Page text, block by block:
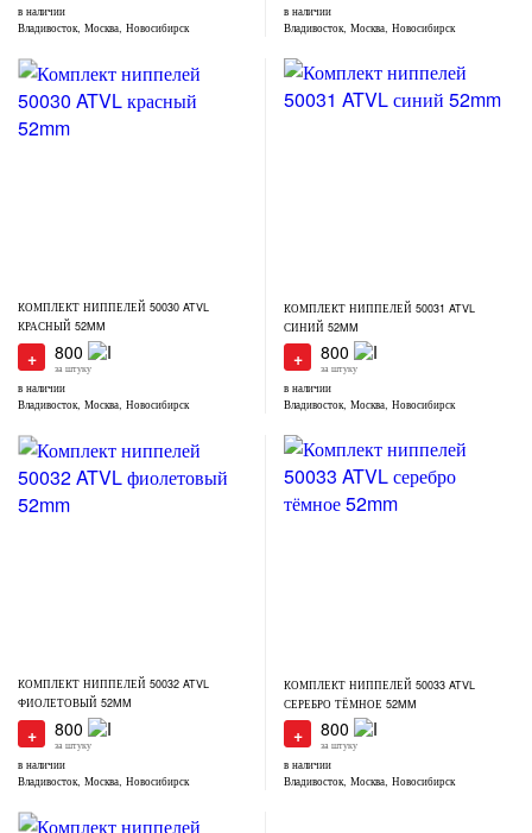
в наличии
Владивосток, Москва, Новосибирск
в наличии
Владивосток, Москва, Новосибирск
КОМПЛЕКТ НИППЕЛЕЙ 50030 ATVL
КРАСНЫЙ 52MM
+ 800
за штуку
в наличии
Владивосток, Москва, Новосибирск
КОМПЛЕКТ НИППЕЛЕЙ 50031 ATVL
СИНИЙ 52MM
+ 800
за штуку
в наличии
Владивосток, Москва, Новосибирск
КОМПЛЕКТ НИППЕЛЕЙ 50032 ATVL
ФИОЛЕТОВЫЙ 52MM
+ 800
за штуку
в наличии
Владивосток, Москва, Новосибирск
КОМПЛЕКТ НИППЕЛЕЙ 50033 ATVL
СЕРЕБРО ТЁМНОЕ 52MM
+ 800
за штуку
в наличии
Владивосток, Москва, Новосибирск